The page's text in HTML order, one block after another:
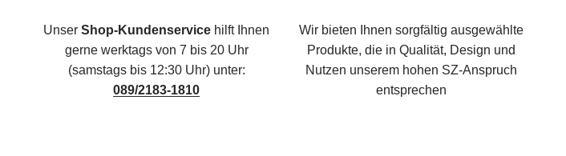
Unser Shop-Kundenservice hilft Ihnen
gerne werktags von 7 bis 20 Uhr
(samstags bis 12:30 Uhr) unter:
089/2183-1810
Wir bieten Ihnen sorgfältig ausgewählte
Produkte, die in Qualität, Design und
Nutzen unserem hohen SZ-Anspruch
entsprechen